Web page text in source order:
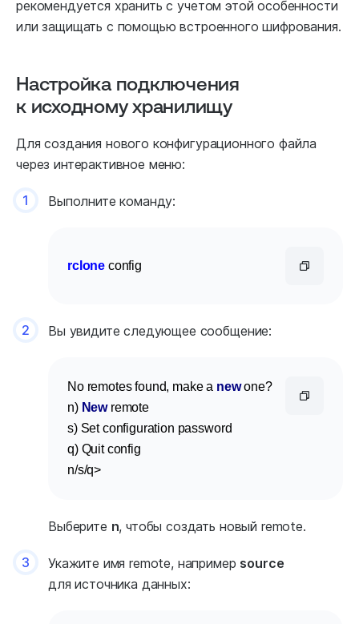
рекомендуется хранить с учетом этой особенности
или защищать с помощью встроенного шифрования.
Настройка подключения
к исходному хранилищу
Для создания нового конфигурационного файла
через интерактивное меню:
1 Выполните команду:
rclone config
2 Вы увидите следующее сообщение:
No remotes found, make a new one?
n) New remote
s) Set configuration password
q) Quit config
n/s/q>
Выберите n, чтобы создать новый remote.
3 Укажите имя remote, например source
для источника данных: